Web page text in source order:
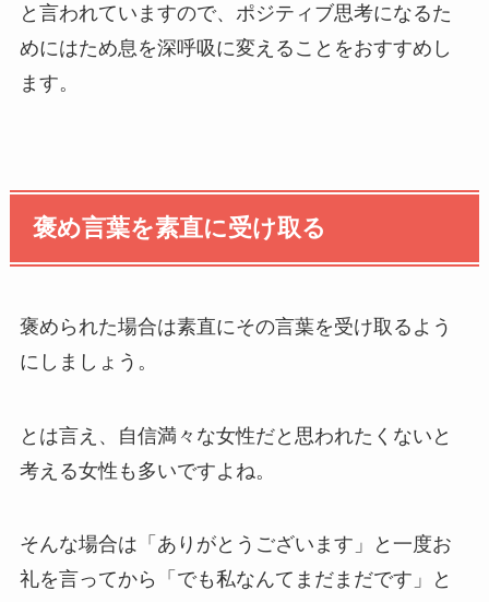
と言われていますので、ポジティブ思考になるた
めにはため息を深呼吸に変えることをおすすめし
ます。
褒め言葉を素直に受け取る
褒められた場合は素直にその言葉を受け取るよう
にしましょう。
とは言え、自信満々な女性だと思われたくないと
考える女性も多いですよね。
そんな場合は「ありがとうございます」と一度お
礼を言ってから「でも私なんてまだまだです」と